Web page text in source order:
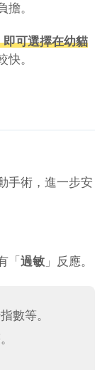
擔。
可選擇在幼貓
快。
手術，進一步安
「 過敏 」反應。
數等。